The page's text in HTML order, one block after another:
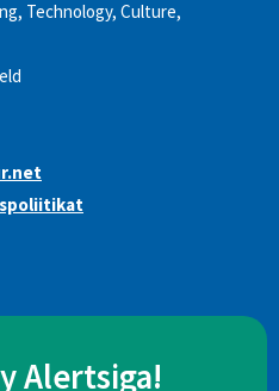
Technology, Culture,
Alertsiga!